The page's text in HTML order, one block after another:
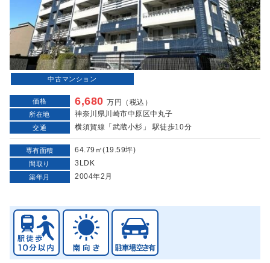
中古マンション
価格 6,680万円（税込）
所在地 神奈川県川崎市中原区中丸子
交通 横須賀線「武蔵小杉」 駅徒歩10分
専有面積 64.79㎡(19.59坪)
間取り 3LDK
築年月 2004年2月